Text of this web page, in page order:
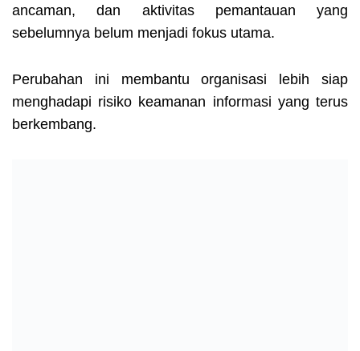
ancaman, dan aktivitas pemantauan yang
sebelumnya belum menjadi fokus utama.
Perubahan ini membantu organisasi lebih siap
menghadapi risiko keamanan informasi yang terus
berkembang.